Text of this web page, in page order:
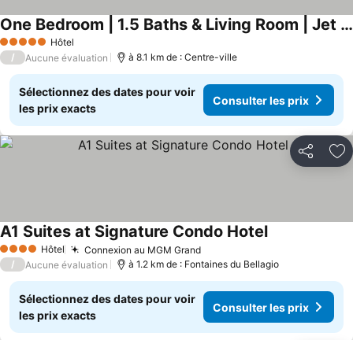
5 Étoiles Hôtel
One Bedroom | 1.5 Baths & Living Room | Jet Tub – Palms Place Stripsuite
/ Aucune évaluation à 8.1 km de : Centre-ville
Sélectionnez des dates pour voir
les prix exacts
Consulter les prix
Partager
4 Étoiles Hôtel Connexion au MGM Grand
A1 Suites at Signature Condo Hotel
/ Aucune évaluation à 1.2 km de : Fontaines du Bellagio
Sélectionnez des dates pour voir
les prix exacts
Consulter les prix